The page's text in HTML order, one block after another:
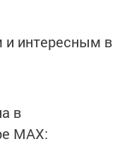
интересным в
в
MАХ: